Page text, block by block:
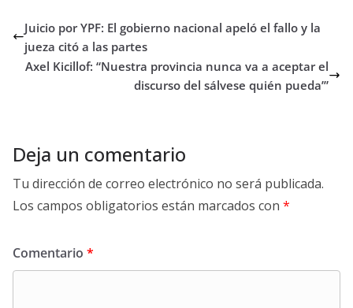
Juicio por YPF: El gobierno nacional apeló el fallo y la
jueza citó a las partes
Axel Kicillof: “Nuestra provincia nunca va a aceptar el
discurso del sálvese quién pueda’”
Deja un comentario
Tu dirección de correo electrónico no será publicada.
Los campos obligatorios están marcados con *
Comentario *